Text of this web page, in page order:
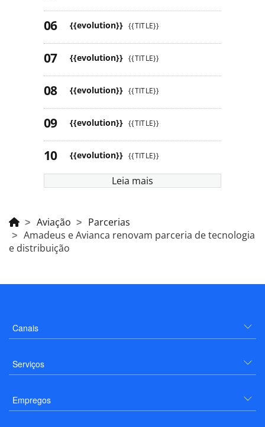
{{evolution}} {{TITLE}}
{{evolution}} {{TITLE}}
{{evolution}} {{TITLE}}
{{evolution}} {{TITLE}}
{{evolution}} {{TITLE}}
Leia mais
Aviação
Parcerias
Amadeus e Avianca renovam parceria de tecnologia
e distribuição
Canais
Serviços
Empregos